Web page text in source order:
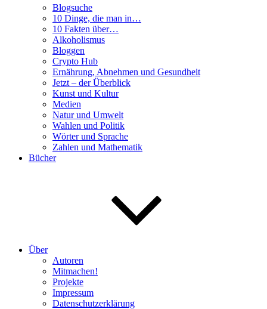
Blogsuche
10 Dinge, die man in…
10 Fakten über…
Alkoholismus
Bloggen
Crypto Hub
Ernährung, Abnehmen und Gesundheit
Jetzt – der Überblick
Kunst und Kultur
Medien
Natur und Umwelt
Wahlen und Politik
Wörter und Sprache
Zahlen und Mathematik
Bücher
Über
Autoren
Mitmachen!
Projekte
Impressum
Datenschutzerklärung